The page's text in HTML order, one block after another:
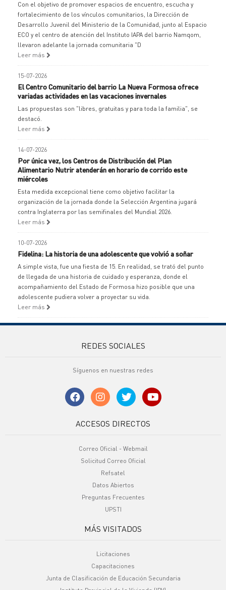
Con el objetivo de promover espacios de encuentro, escucha y
fortalecimiento de los vínculos comunitarios, la Dirección de
Desarrollo Juvenil del Ministerio de la Comunidad, junto al Espacio
ECO y el centro de atención del Instituto IAPA del barrio Namqom,
llevaron adelante la jornada comunitaria "D
Leer más
15-07-2026
El Centro Comunitario del barrio La Nueva Formosa ofrece
variadas actividades en las vacaciones invernales
Las propuestas son "libres, gratuitas y para toda la familia", se
destacó.
Leer más
14-07-2026
Por única vez, los Centros de Distribución del Plan
Alimentario Nutrir atenderán en horario de corrido este
miércoles
Esta medida excepcional tiene como objetivo facilitar la
organización de la jornada donde la Selección Argentina jugará
contra Inglaterra por las semifinales del Mundial 2026.
Leer más
10-07-2026
Fidelina: La historia de una adolescente que volvió a soñar
A simple vista, fue una fiesta de 15. En realidad, se trató del punto
de llegada de una historia de cuidado y esperanza, donde el
acompañamiento del Estado de Formosa hizo posible que una
adolescente pudiera volver a proyectar su vida.
Leer más
REDES SOCIALES
Síguenos en nuestras redes
ACCESOS DIRECTOS
Correo Oficial - Webmail
Solicitud Correo Oficial
Refsatel
Datos Abiertos
Preguntas Frecuentes
UPSTI
MÁS VISITADOS
Licitaciones
Capacitaciones
Junta de Clasificación de Educación Secundaria